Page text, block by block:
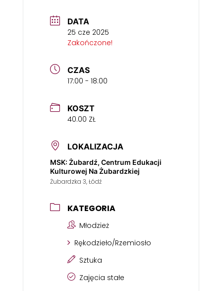
DATA
25 cze 2025
Zakończone!
CZAS
17:00 - 18:00
KOSZT
40.00 ZŁ
LOKALIZACJA
MSK: Żubardź, Centrum Edukacji
Kulturowej Na Żubardzkiej
Żubardzka 3, Łódź
KATEGORIA
Młodzież
Rękodzieło/Rzemiosło
Sztuka
Zajęcia stałe